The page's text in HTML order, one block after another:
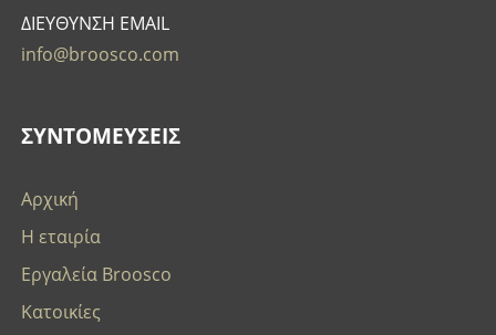
ΔΙΕΥΘΥΝΣΗ EMAIL
info@broosco.com
ΣΥΝΤΟΜΕΥΣΕΙΣ
Αρχική
Η εταιρία
Εργαλεία Broosco
Κατοικίες